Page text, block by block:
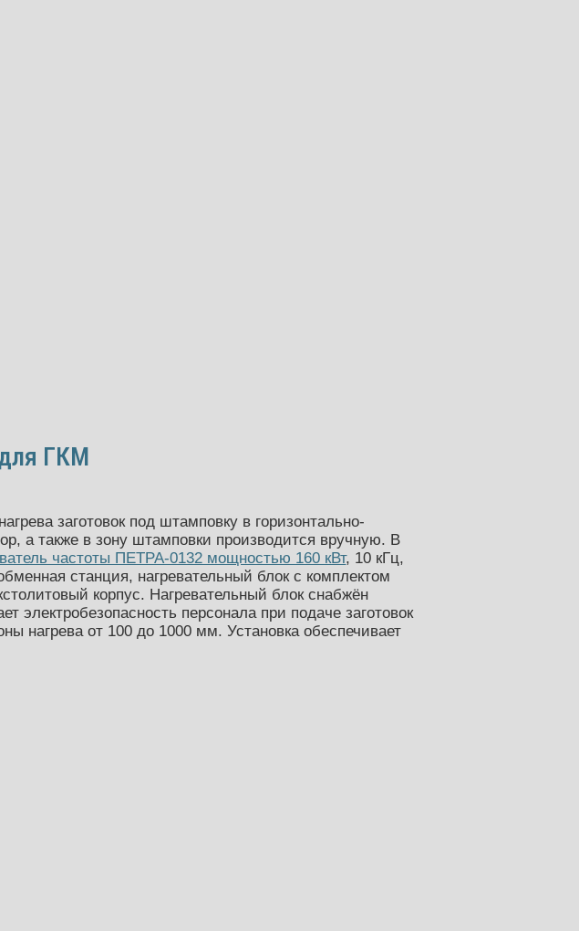
ГКМ
заготовок под штамповку в горизонтально-
а также в зону штамповки производится вручную. В
частоты ПЕТРА-0132 мощностью 160 кВт, 10 кГц,
станция, нагревательный блок с комплектом
корпус. Нагревательный блок снабжён
персонала при подаче заготовок
нагрева от 100 до 1000 мм. Установка обеспечивает